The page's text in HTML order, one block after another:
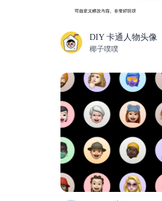
DIY 卡通人物头像
椰子噗噗